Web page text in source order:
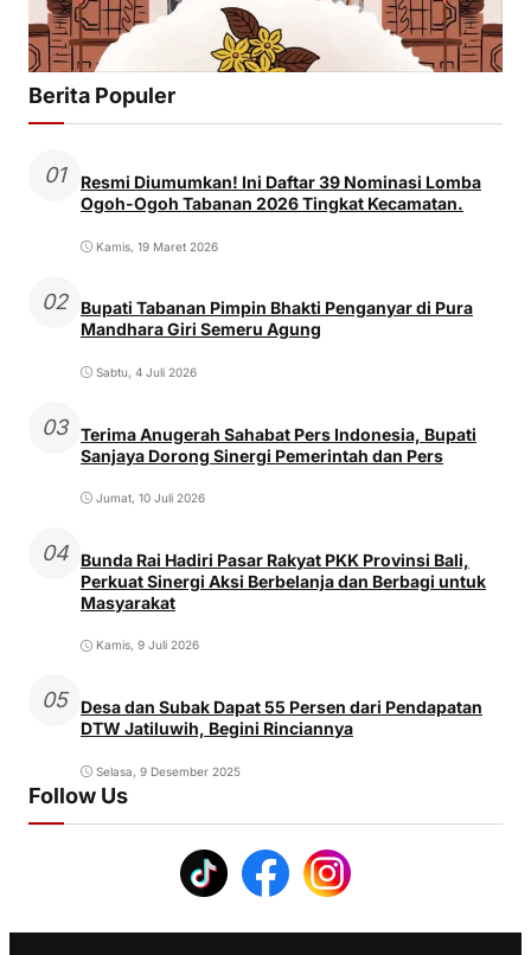
Berita Populer
01
Resmi Diumumkan! Ini Daftar 39 Nominasi Lomba
Ogoh-Ogoh Tabanan 2026 Tingkat Kecamatan.
Kamis, 19 Maret 2026
02
Bupati Tabanan Pimpin Bhakti Penganyar di Pura
Mandhara Giri Semeru Agung
Sabtu, 4 Juli 2026
03
Terima Anugerah Sahabat Pers Indonesia, Bupati
Sanjaya Dorong Sinergi Pemerintah dan Pers
Jumat, 10 Juli 2026
04
Bunda Rai Hadiri Pasar Rakyat PKK Provinsi Bali,
Perkuat Sinergi Aksi Berbelanja dan Berbagi untuk
Masyarakat
Kamis, 9 Juli 2026
05
Desa dan Subak Dapat 55 Persen dari Pendapatan
DTW Jatiluwih, Begini Rinciannya
Selasa, 9 Desember 2025
Follow Us